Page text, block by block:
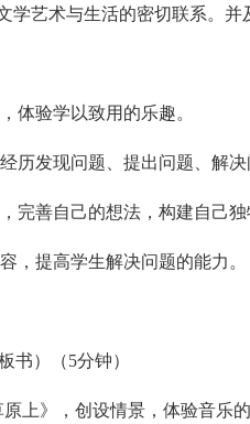
学艺术与生活的密切联系。并
体验学以致用的乐趣。
历发现问题、提出问题、解
完善自己的想法，构建自己独
，提高学生解决问题的能力。
书）（5分钟）
上》，创设情景，体验音乐的